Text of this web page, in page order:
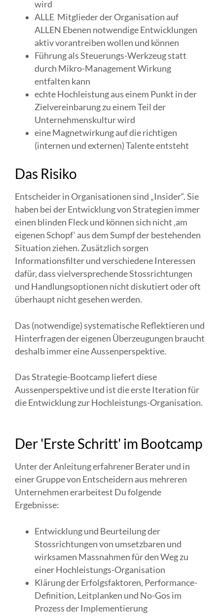
wird
ALLE Mitglieder der Organisation auf
ALLEN Ebenen notwendige Entwicklungen
aktiv vorantreiben wollen und können
Führung als Steuerungs-Werkzeug statt
durch Mikro-Management Wirkung
entfalten kann
echte Hochleistung aus einem Punkt in der
Zielvereinbarung zu einem Teil der
Unternehmenskultur wird
eine Magnetwirkung auf die richtigen
(internen und externen) Talente entsteht
Das Risiko
Entscheider in Organisationen sind „Insider“. Sie
haben bei der Entwicklung von Strategien immer
einen blinden Fleck und können sich nicht ‚am
eigenen Schopf‘ aus dem Sumpf der bestehenden
Situation ziehen. Zusätzlich sorgen
Informationsfilter und verschiedene Interessen
dafür, dass vielversprechende Stossrichtungen
und Handlungsoptionen nicht diskutiert oder oft
überhaupt nicht gesehen werden.
Das (notwendige) systematische Reflektieren und
Hinterfragen der eigenen Überzeugungen braucht
deshalb immer eine Aussenperspektive.
Das Strategie-Bootcamp liefert diese
Aussenperspektive und ist die erste Iteration für
die Entwicklung zur Hochleistungs-Organisation.
Der 'Erste Schritt' im Bootcamp
Unter der Anleitung erfahrener Berater und in
einer Gruppe von Entscheidern aus mehreren
Unternehmen erarbeitest Du folgende
Ergebnisse:
Entwicklung und Beurteilung der
Stossrichtungen von umsetzbaren und
wirksamen Massnahmen für den Weg zu
einer Hochleistungs-Organisation
Klärung der Erfolgsfaktoren, Performance-
Definition, Leitplanken und No-Gos im
Prozess der Implementierung